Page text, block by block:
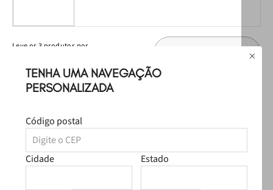
TENHA UMA NAVEGAÇÃO
PERSONALIZADA
Código postal
Cidade Estado
Leveos3 produtos por
Produtos Sugeridos